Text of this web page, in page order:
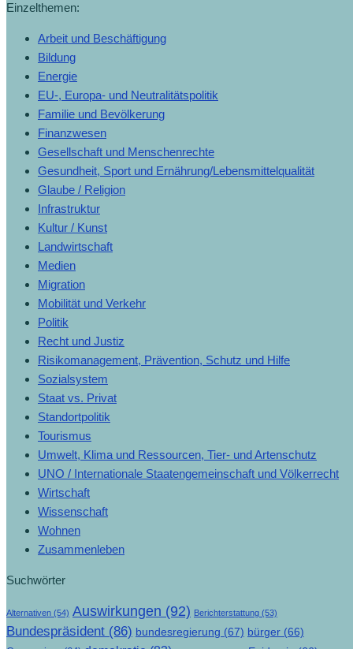
Einzelthemen:
Arbeit und Beschäftigung
Bildung
Energie
EU-, Europa- und Neutralitätspolitik
Familie und Bevölkerung
Finanzwesen
Gesellschaft und Menschenrechte
Gesundheit, Sport und Ernährung/Lebensmittelqualität
Glaube / Religion
Infrastruktur
Kultur / Kunst
Landwirtschaft
Medien
Migration
Mobilität und Verkehr
Politik
Recht und Justiz
Risikomanagement, Prävention, Schutz und Hilfe
Sozialsystem
Staat vs. Privat
Standortpolitik
Tourismus
Umwelt, Klima und Ressourcen, Tier- und Artenschutz
UNO / Internationale Staatengemeinschaft und Völkerrecht
Wirtschaft
Wissenschaft
Wohnen
Zusammenleben
Suchwörter
Alternativen (54) Auswirkungen (92) Berichterstattung (53)
Bundespräsident (86) bundesregierung (67) bürger (66)